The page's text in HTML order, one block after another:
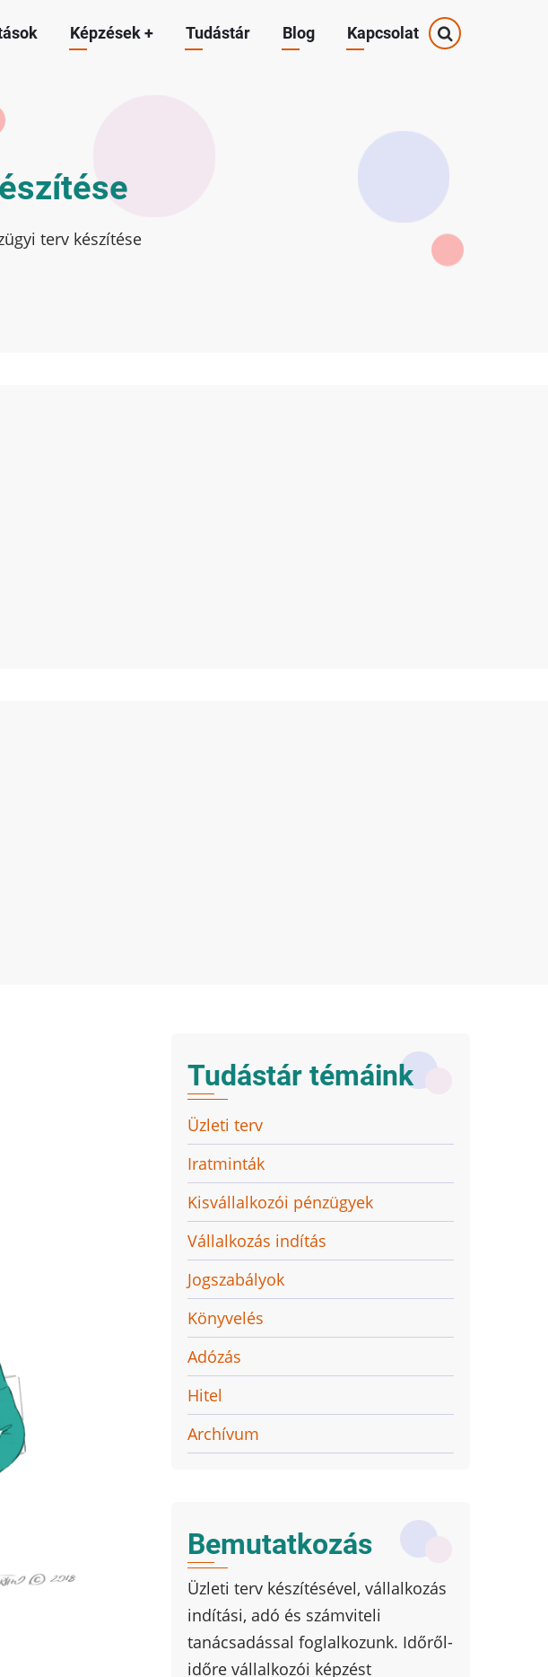
Képzések+ Tudástár Blog Kapcsolat
terv készítése
Tudástár témáink
Üzleti terv
Iratminták
Kisvállalkozói pénzügyek
Vállalkozás indítás
Jogszabályok
Könyvelés
Adózás
Hitel
Archívum
Bemutatkozás
Üzleti terv készítésével, vállalkozás
indítási, adó és számviteli
tanácsadással foglalkozunk. Időről-
időre vállalkozói képzést